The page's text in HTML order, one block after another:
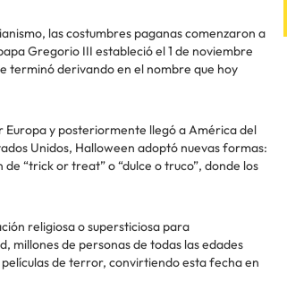
las costumbres paganas comenzaron a
Gregorio III estableció el 1 de noviembre
terminó derivando en el nombre que hoy
y posteriormente llegó a América del
Unidos, Halloween adoptó nuevas formas:
“trick or treat” o “dulce o truco”, donde los
religiosa o supersticiosa para
millones de personas de todas las edades
de terror, convirtiendo esta fecha en